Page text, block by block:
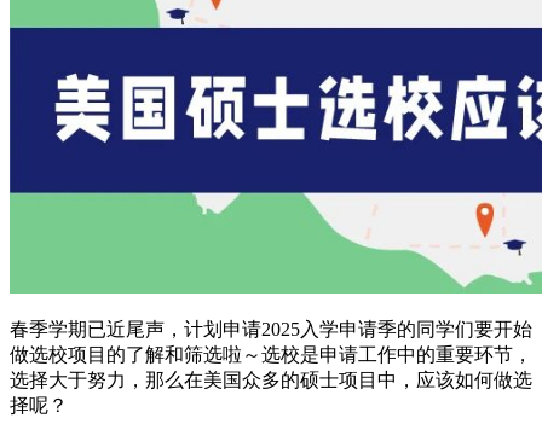
春季学期已近尾声，计划申请2025入学申请季的同学们要开始
做选校项目的了解和筛选啦～选校是申请工作中的重要环节，
选择大于努力，那么在美国众多的硕士项目中，应该如何做选
择呢？